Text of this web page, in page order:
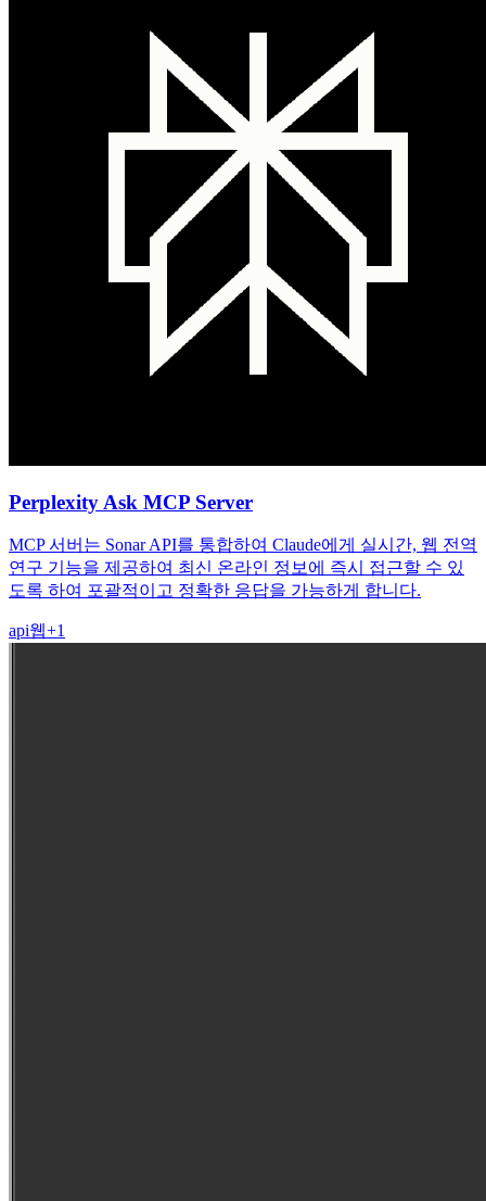
Perplexity Ask MCP Server
MCP 서버는 Sonar API를 통합하여 Claude에게 실시간, 웹 전역
연구 기능을 제공하여 최신 온라인 정보에 즉시 접근할 수 있
도록 하여 포괄적이고 정확한 응답을 가능하게 합니다.
api웹+1